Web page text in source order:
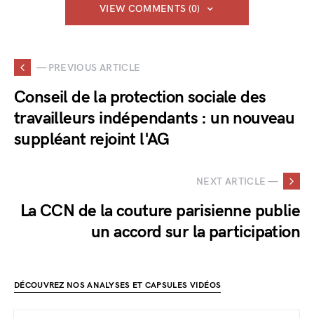
VIEW COMMENTS (0)
— PREVIOUS ARTICLE
Conseil de la protection sociale des
travailleurs indépendants : un nouveau
suppléant rejoint l'AG
NEXT ARTICLE —
La CCN de la couture parisienne publie
un accord sur la participation
DÉCOUVREZ NOS ANALYSES ET CAPSULES VIDÉOS